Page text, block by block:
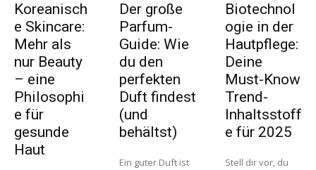
Koreanisch
e Skincare:
Mehr als
nur Beauty
– eine
Philosophi
e für
gesunde
Haut
Der große
Parfum-
Guide: Wie
du den
perfekten
Duft findest
(und
behältst)
Ein guter Duft ist
Biotechnol
ogie in der
Hautpflege:
Deine
Must-Know
Trend-
Inhaltsstoff
e für 2025
Stell dir vor, du